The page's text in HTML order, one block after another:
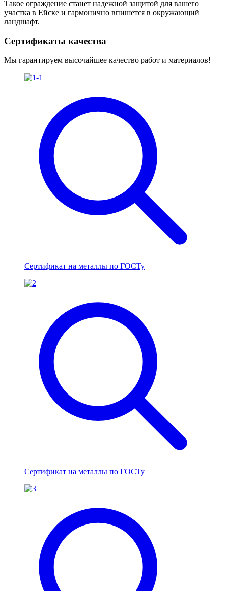
Такое ограждение станет надежной защитой для вашего
участка в Ейске и гармонично впишется в окружающий
ландшафт.
Сертификаты качества
Мы гарантируем высочайшее качество работ и материалов!
Сертификат на металлы по ГОСТу
Сертификат на металлы по ГОСТу